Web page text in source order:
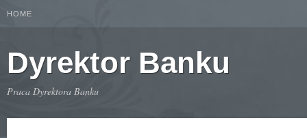
HOME
Dyrektor Banku
Praca Dyrektora Banku